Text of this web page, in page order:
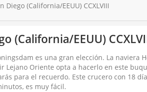
Diego (California/EEUU) CCXLVIII
(California/EEUU)
es una gran elección. La
Oriente opta a hacerlo en este
para el recuerdo. Este crucero con 18
es muy fácil.